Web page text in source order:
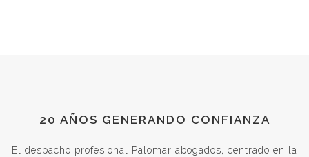
20 AÑOS GENERANDO CONFIANZA
El despacho profesional Palomar abogados, centrado en la